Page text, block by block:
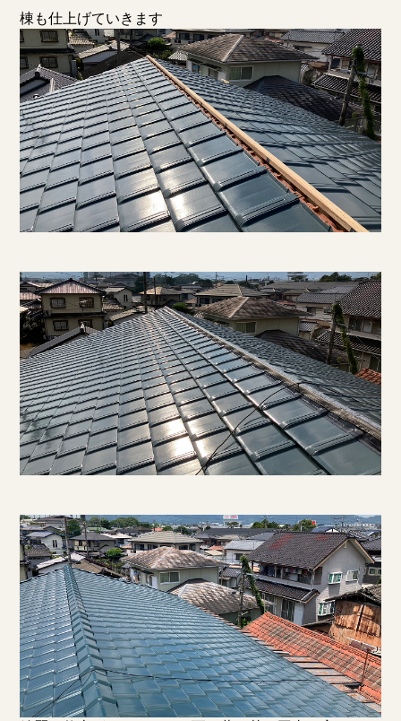
棟も仕上げていきます